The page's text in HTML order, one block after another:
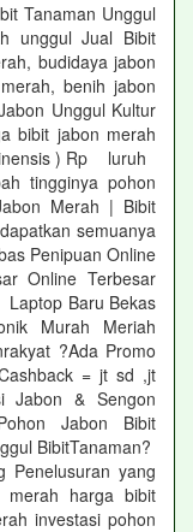
Tanaman Unggul
unggul Jual Bibit
budidaya jabon
benih jabon
Unggul Kultur
bibit jabon merah
) Rp luruh
tingginya pohon
Merah | Bibit
semuanya
Penipuan Online
Online Terbesar
Baru Bekas
Murah Meriah
?Ada Promo
= jt sd ,jt
Jabon & Sengon
Jabon Bibit
BibitTanaman?
Penelusuran yang
harga bibit
investasi pohon